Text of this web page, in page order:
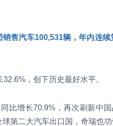
销售汽车100,531辆，年内连
，创下历史最好水平。
比增长70.9%，再次刷新中国
第二大汽车出口国，奇瑞也功